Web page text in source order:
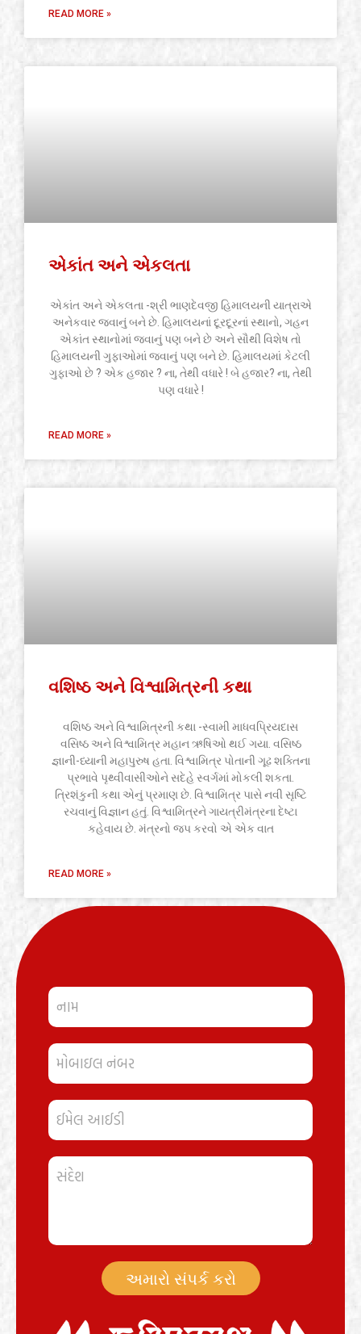
READ MORE »
એકાંત અને એકલતા
એકાંત અને એકલતા -શ્રી ભાણદેવજી હિમાલયની યાત્રાએ
અનેકવાર જવાનું બને છે. હિમાલયનાં દૂરદૂરનાં સ્થાનો, ગહન
એકાંત સ્થાનોમાં જવાનું પણ બને છે અને સૌથી વિશેષ તો
હિમાલયની ગુફાઓમાં જવાનું પણ બને છે. હિમાલયમાં કેટલી
ગુફાઓ છે ? એક હજાર ? ના, તેથી વધારે ! બે હજાર? ના, તેથી
પણ વધારે !
READ MORE »
વશિષ્ઠ અને વિશ્વામિત્રની કથા
વશિષ્ઠ અને વિશ્વામિત્રની કથા -સ્વામી માધવપ્રિયદાસ
વસિષ્ઠ અને વિશ્વામિત્ર મહાન ઋષિઓ થઈ ગયા. વસિષ્ઠ
જ્ઞાની-ધ્યાની મહાપુરુષ હતા. વિશ્વામિત્ર પોતાની ગૂઢ શક્તિના
પ્રભાવે પૃથ્વીવાસીઓને સદેહે સ્વર્ગમાં મોકલી શકતા.
ત્રિશંકુની કથા એનું પ્રમાણ છે. વિશ્વામિત્ર પાસે નવી સૃષ્ટિ
રચવાનું વિજ્ઞાન હતું. વિશ્વામિત્રને ગાયત્રીમંત્રના દેષ્ટા
કહેવાય છે. મંત્રનો જપ કરવો એ એક વાત
READ MORE »
અમારો સંપર્ક કરો